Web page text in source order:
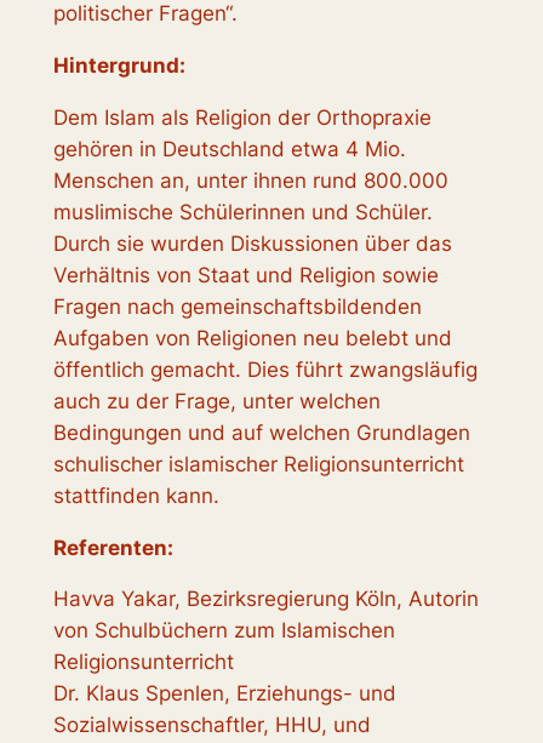
politischer Fragen“.
Hintergrund:
Dem Islam als Religion der Orthopraxie
gehören in Deutschland etwa 4 Mio.
Menschen an, unter ihnen rund 800.000
muslimische Schülerinnen und Schüler.
Durch sie wurden Diskussionen über das
Verhältnis von Staat und Religion sowie
Fragen nach gemeinschaftsbildenden
Aufgaben von Religionen neu belebt und
öffentlich gemacht. Dies führt zwangsläufig
auch zu der Frage, unter welchen
Bedingungen und auf welchen Grundlagen
schulischer islamischer Religionsunterricht
stattfinden kann.
Referenten:
Havva Yakar, Bezirksregierung Köln, Autorin
von Schulbüchern zum Islamischen
Religionsunterricht
Dr. Klaus Spenlen, Erziehungs- und
Sozialwissenschaftler, HHU, und